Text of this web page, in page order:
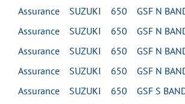
Assurance SUZUKI 650 GSF N
Assurance SUZUKI 650 GSF N
Assurance SUZUKI 650 GSF N
Assurance SUZUKI 650 GSF N
Assurance SUZUKI 650 GSF S